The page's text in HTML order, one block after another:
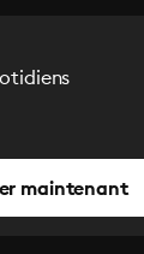
maintenant